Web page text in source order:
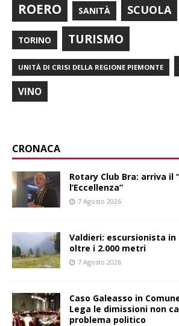
ROERO SANITÀ SCUOLA
TORINO TURISMO
UNITÀ DI CRISI DELLA REGIONE PIEMONTE
VINO
CRONACA
Rotary Club Bra: arriva il
l’Eccellenza”
7 Agosto 2026
Valdieri: escursionista
oltre i 2.000 metri
7 Agosto 2026
Caso Galeasso in
Lega le dimissioni non
problema politico